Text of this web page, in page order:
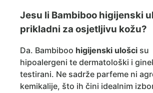
Jesu li Bambiboo higijenski
prikladni za osjetljivu kožu?
Da. Bambiboo higijenski ulošci su
hipoalergeni te dermatološki i
testirani. Ne sadrže parfeme ni
kemikalije, što ih čini idealnim